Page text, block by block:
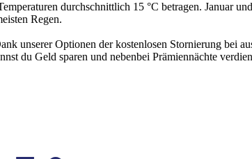
durchschnittlich 15 °C betragen. Januar
Regen.
unserer Optionen der kostenlosen Stornierung bei
du Geld sparen und nebenbei Prämiennächte